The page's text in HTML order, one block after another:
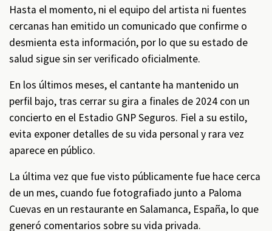
Hasta el momento, ni el equipo del artista ni fuentes
cercanas han emitido un comunicado que confirme o
desmienta esta información, por lo que su estado de
salud sigue sin ser verificado oficialmente.
En los últimos meses, el cantante ha mantenido un
perfil bajo, tras cerrar su gira a finales de 2024 con un
concierto en el Estadio GNP Seguros. Fiel a su estilo,
evita exponer detalles de su vida personal y rara vez
aparece en público.
La última vez que fue visto públicamente fue hace cerca
de un mes, cuando fue fotografiado junto a Paloma
Cuevas en un restaurante en Salamanca, España, lo que
generó comentarios sobre su vida privada.